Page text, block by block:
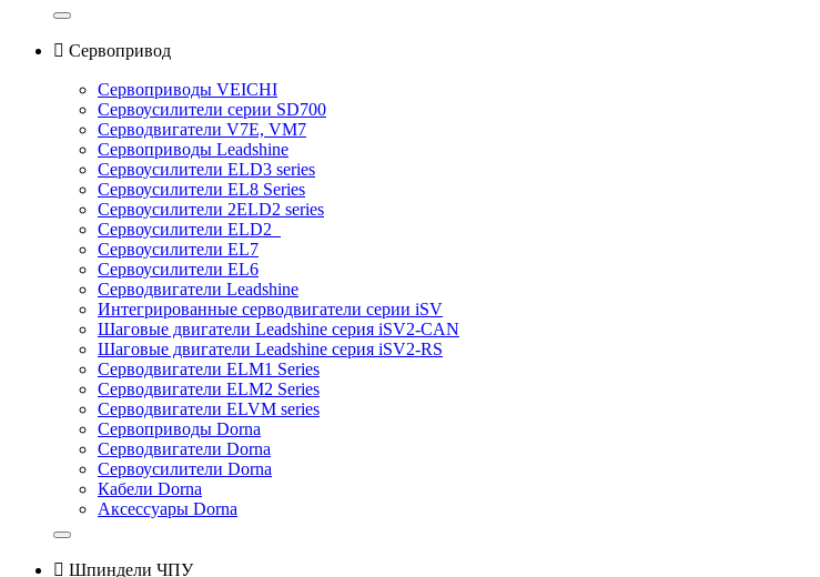
 Сервопривод
Сервоприводы VEICHI
Сервоусилители серии SD700
Серводвигатели V7E, VM7
Сервоприводы Leadshine
Сервоусилители ELD3 series
Сервоусилители EL8 Series
Сервоусилители 2ELD2 series
Сервоусилители ELD2
Сервоусилители EL7
Сервоусилители EL6
Серводвигатели Leadshine
Интегрированные серводвигатели серии iSV
Шаговые двигатели Leadshine серия iSV2-CAN
Шаговые двигатели Leadshine серия iSV2-RS
Серводвигатели ELM1 Series
Серводвигатели ELM2 Series
Серводвигатели ELVM series
Сервоприводы Dorna
Серводвигатели Dorna
Сервоусилители Dorna
Кабели Dorna
Аксессуары Dorna
 Шпиндели ЧПУ